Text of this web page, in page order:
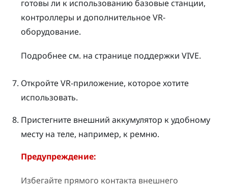
готовы ли к использованию базовые станции,
контроллеры и дополнительное VR-
оборудование.
Подробнее см. на странице поддержки VIVE.
Откройте VR-приложение, которое хотите
использовать.
Пристегните внешний аккумулятор к удобному
месту на теле, например, к ремню.
Предупреждение:
Избегайте прямого контакта внешнего